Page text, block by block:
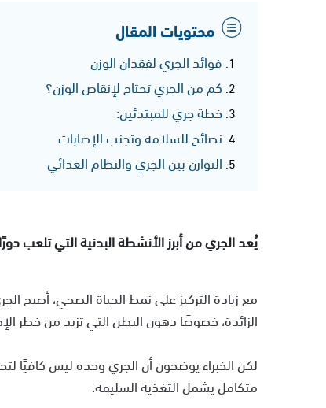
محتويات المقال
فوائد الجري لفقدان الوزن
كم من الجري تحتاج لإنقاص الوزن؟
خطة جري للمبتدئين:
نصائح للسلامة وتجنب الإصابات
التوازن بين الجري والنظام الغذائي
يُعد الجري من أبرز الأنشطة البدنية التي تلعب
مع زيادة التركيز على نمط الحياة الصحي، أصبح
الزائدة، خصوصًا دهون البطن التي تزيد من خطر
لكن الخبراء يوضحون أن الجري وحده ليس كافيًا
متكامل يشمل التغذية السليمة.